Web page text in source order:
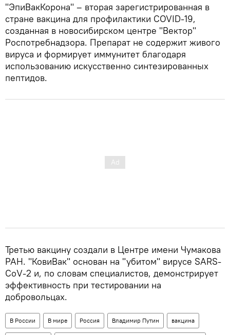
"ЭпиВакКорона" – вторая зарегистрированная в
стране вакцина для профилактики COVID-19,
созданная в новосибирском центре "Вектор"
Роспотребнадзора. Препарат не содержит живого
вируса и формирует иммунитет благодаря
использованию искусственно синтезированных
пептидов.
Третью вакцину создали в Центре имени Чумакова
РАН. "КовиВак" основан на "убитом" вирусе SARS-
CoV-2 и, по словам специалистов, демонстрирует
эффективность при тестировании на
добровольцах.
В России В мире Россия Владимир Путин вакцина